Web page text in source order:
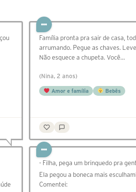
Família pronta pra sair de casa,
arrumando. Pegue as chaves.
Não esquece a chupeta. Você…
(Nina, 2 anos)
Amor e família Bebês
- Filha, pega um brinquedo pra
Ela pegou a boneca mais
Comentei: